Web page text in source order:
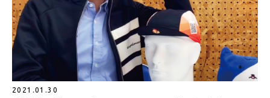
2021.01.30